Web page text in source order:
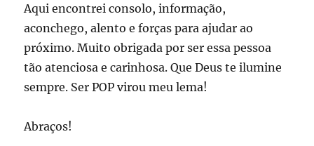
Aqui encontrei consolo, informação,
aconchego, alento e forças para ajudar ao
próximo. Muito obrigada por ser essa pessoa
tão atenciosa e carinhosa. Que Deus te ilumine
sempre. Ser POP virou meu lema!
Abraços!